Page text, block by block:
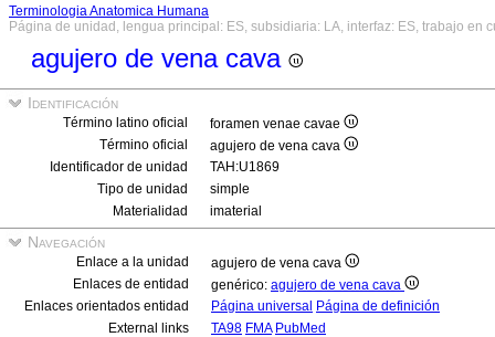
Terminologia Anatomica Humana
Página de unidad, lengua principal: ES, subsidiaria: LA, interfaz: ES, trabajo en
agujero de vena cava
Identificación
Término latino oficial
foramen venae cavae
Término oficial
agujero de vena cava
Identificador de unidad
TAH:U1869
Tipo de unidad
simple
Materialidad
imaterial
Navegación
Enlace a la unidad
agujero de vena cava
Enlaces de entidad
genérico: agujero de vena cava
Enlaces orientados entidad
Página universal Página de definición
External links
TA98 FMA PubMed